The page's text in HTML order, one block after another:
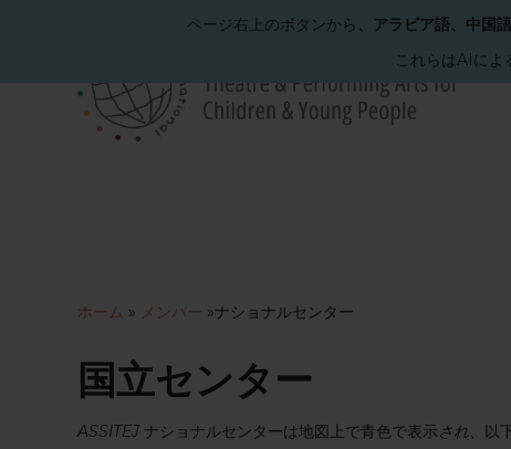
ホーム » メンバー »ナショナルセンター
国立センター
ASSITEJ ナショナルセンターは地図上で青色で表示され、以
ページ右上のボタンから 、アラビア語、中国
これらはAIによ